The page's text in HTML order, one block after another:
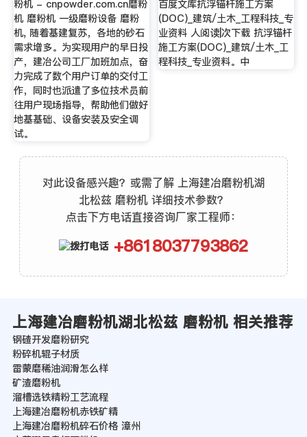
粉机 - cnpowder.com.cn磨粉
机 磨粉机 一级磨粉设备 磨粉
机, 随着基建复苏，各地的砂石
需求增多。为实现用户的早日投
产，建冶公司工厂加班加点，奋
力完成了数个用户订单的交付工
作，同时也派遣了多位技术员前
往用户现场指导，帮助他们做好
地基基础、设备安装及安全调
试。
百度文库抗浮锚杆施工方案
(DOC)_建筑/土木_工程科技_专
业资料 人阅读|次下载 抗浮锚杆
施工方案(DOC)_建筑/土木_工
程科技_专业资料。中
对此设备感兴趣？或需了解 上海建冶磨粉机湖
北松兹 磨粉机 详细技术参数？
点击下方电话直接咨询厂家工程师：
+8618037793862
上海建冶磨粉机湖北松兹 磨粉机 相关推荐
钢碴开发磨粉研究
粉碎机辊子材质
雷蒙磨稀油润滑怎么样
矿渣磨粉机
溜槽选铁精粉工艺流程
上海建冶磨粉机赤铁矿精
上海建冶磨粉机碎石价格 漳州